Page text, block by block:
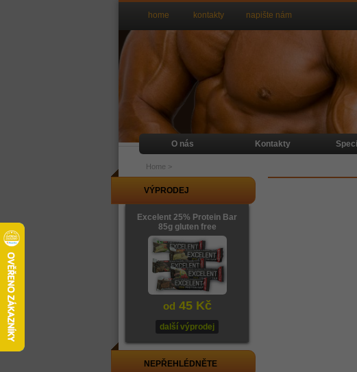
VÝPRODEJ
Excelent 25% Protein Bar
85g gluten free
od 45 Kč
další výprodej
NEPŘEHLÉDNĚTE
home kontakty napište nám
O nás Kontakty
Home >